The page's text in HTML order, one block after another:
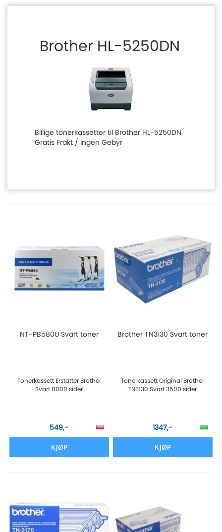
Brother HL-5250DN
Billige tonerkassetter til Brother HL-5250DN.
Gratis Frakt / Ingen Gebyr
NT-PB580U Svart toner
Tonerkassett Erstatter Brother
Svart 8000 sider
549,-
KJØP
Brother TN3130 Svart toner
Tonerkassett Original Brother
TN3130 Svart 3500 sider
1347,-
KJØP